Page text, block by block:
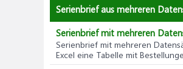
Serienbrief aus mehreren
Serienbrief mit mehreren
Serienbrief mit mehreren
Excel eine Tabelle mit